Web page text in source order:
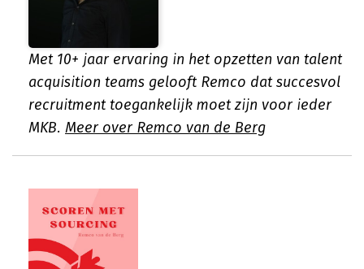
Met 10+ jaar ervaring in het opzetten van talent
acquisition teams gelooft Remco dat succesvol
recruitment toegankelijk moet zijn voor ieder
MKB. Meer over Remco van de Berg